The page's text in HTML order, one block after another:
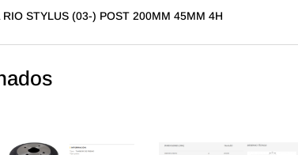
4H
STYLUS (03-) POST 200MM 45MM 4H